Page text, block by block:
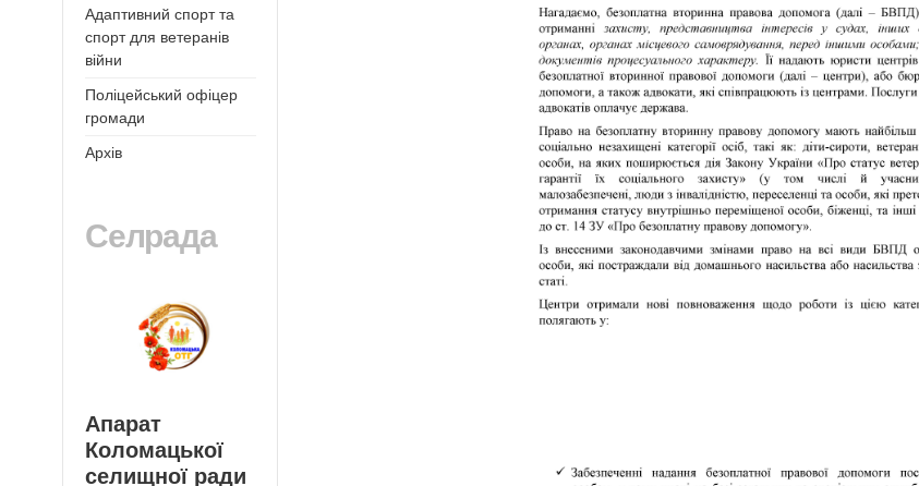
Адаптивний спорт та
спорт для ветеранів
війни
Поліцейський офіцер
громади
Архів
Селрада
Апарат
Коломацької
селищної ради